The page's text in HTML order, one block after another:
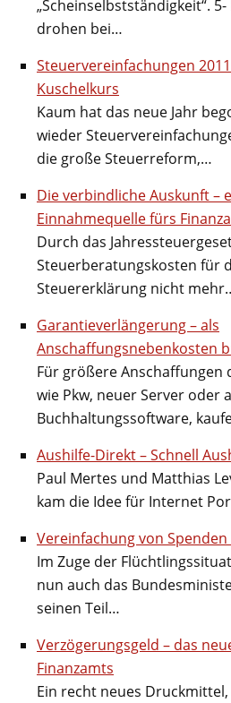
„Scheinselbstständigkeit“.
drohen bei…
Steuervereinfachungen
Kuschelkurs
Kaum hat das neue Jahr
wieder
die große Steuerreform,…
Die verbindliche Auskunft –
Einnahmequelle fürs
Durch das
Steuerberatungskosten für
Steuererklärung nicht
Garantieverlängerung – als
Anschaffungsnebenkosten
Für größere Anschaffungen
wie Pkw, neuer Server oder
Buchhaltungssoftware,
Aushilfe-Direkt – Schnell
Paul Mertes und Matthias
kam die Idee für Internet
Vereinfachung von
Im Zuge der
nun auch das
seinen Teil…
Verzögerungsgeld – das
Finanzamts
Ein recht neues